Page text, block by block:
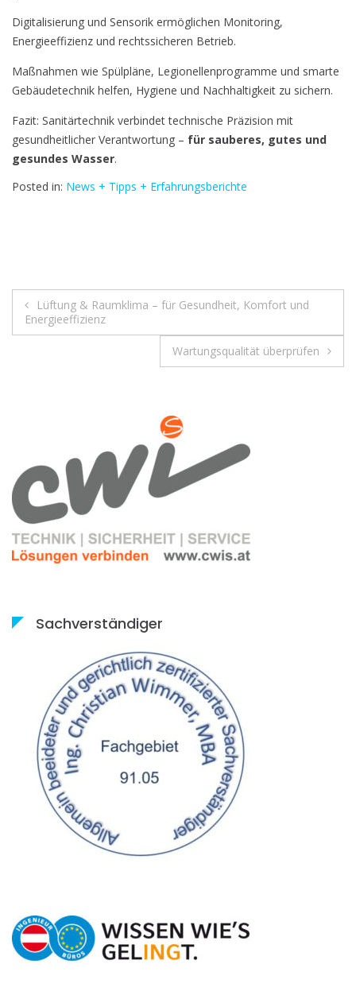
Digitalisierung und Sensorik ermöglichen Monitoring,
Energieeffizienz und rechtssicheren Betrieb.
Maßnahmen wie Spülpläne, Legionellenprogramme und smarte
Gebäudetechnik helfen, Hygiene und Nachhaltigkeit zu sichern.
Fazit: Sanitärtechnik verbindet technische Präzision mit
gesundheitlicher Verantwortung – für sauberes, gutes und
gesundes Wasser.
Posted in: News + Tipps + Erfahrungsberichte
Beitrags-
Navigation
Lüftung & Raumklima – für Gesundheit, Komfort und
Energieeffizienz
Wartungsqualität überprüfen
Sachverständiger